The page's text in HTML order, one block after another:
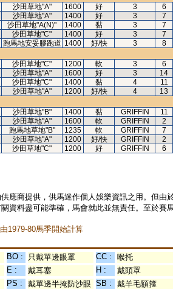
沙田草地"A" 1600 好 3
6
沙田草地"A" 1400 好 3
7
沙田草地"A(N)" 1400 黏 3
7
沙田草地"C" 1400 好 3
7
跑馬地安妥膠跑道 1400 好/快 3
8
沙田草地"C" 1200 軟 3
6
沙田草地"A" 1600 好 3
14
沙田草地"C" 1400 黏 4
11
沙田草地"A" 1200 好/快 4
13
沙田草地"B" 1400 黏 GRIFFIN
11
沙田草地"A" 1600 軟 GRIFFIN
2
跑馬地草地"B" 1235 軟 GRIFFIN
7
沙田草地"A" 1200 好/快 GRIFFIN
2
沙田草地"C" 1200 好 GRIFFIN 6
應商提供，供馬迷作個人娛樂資訊之用。但
資料盡可能準確，馬會就此並無責任。至於賽
1979-80馬季開始計算
BO : 只戴單邊眼罩 CC :
喉托
E : 戴耳塞 H :
戴頭罩
PS :
戴單邊半掩防沙眼 SB : 戴羊毛額箍